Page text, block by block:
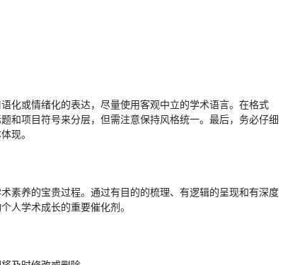
化或情绪化的表达，尽量使用客观中立的学术语言。在格式
和项目符号来分层，但需注意保持风格统一。最后，务必仔细
现。
素养的宝贵过程。通过有目的的梳理、有逻辑的呈现和有深度
人学术成长的重要催化剂。